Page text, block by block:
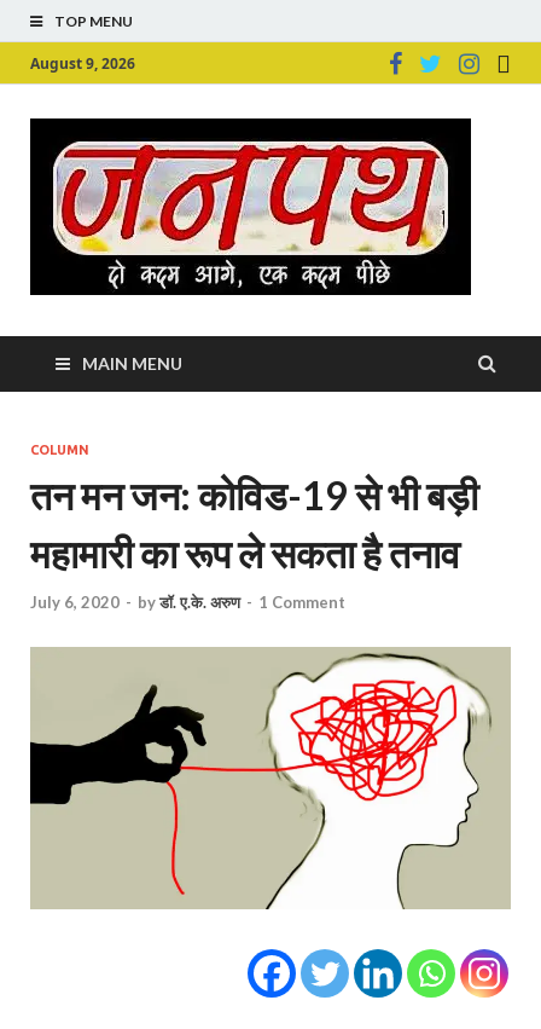
TOP MENU
August 9, 2026
MAIN MENU
COLUMN
तन मन जन: कोविड-19 से भी बड़ी
महामारी का रूप ले सकता है तनाव
July 6, 2020 - byडॉ. ए.के. अरुण - 1 Comment